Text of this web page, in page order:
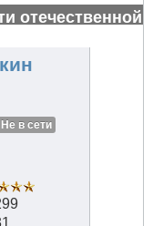
отечественной
Не в сети